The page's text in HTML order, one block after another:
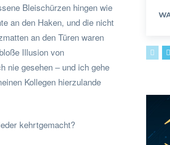
Bleischürzen hingen wie
an den Haken, und die nicht
an den Türen waren
Illusion von
nie gesehen – und ich gehe
Kollegen hierzulande
kehrtgemacht?